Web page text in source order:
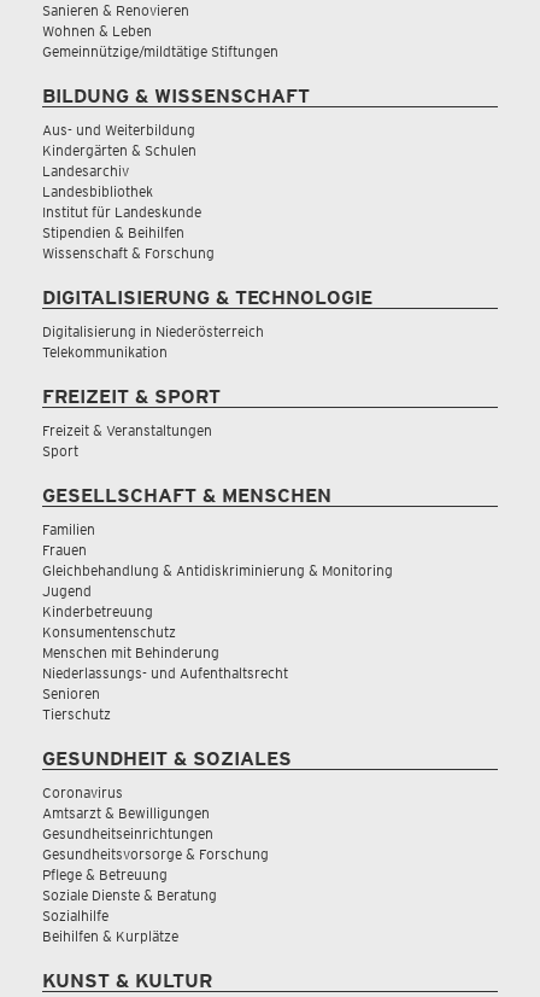
Sanieren & Renovieren
Wohnen & Leben
Gemeinnützige/mildtätige Stiftungen
BILDUNG & WISSENSCHAFT
Aus- und Weiterbildung
Kindergärten & Schulen
Landesarchiv
Landesbibliothek
Institut für Landeskunde
Stipendien & Beihilfen
Wissenschaft & Forschung
DIGITALISIERUNG & TECHNOLOGIE
Digitalisierung in Niederösterreich
Telekommunikation
FREIZEIT & SPORT
Freizeit & Veranstaltungen
Sport
GESELLSCHAFT & MENSCHEN
Familien
Frauen
Gleichbehandlung & Antidiskriminierung & Monitoring
Jugend
Kinderbetreuung
Konsumentenschutz
Menschen mit Behinderung
Niederlassungs- und Aufenthaltsrecht
Senioren
Tierschutz
GESUNDHEIT & SOZIALES
Coronavirus
Amtsarzt & Bewilligungen
Gesundheitseinrichtungen
Gesundheitsvorsorge & Forschung
Pflege & Betreuung
Soziale Dienste & Beratung
Sozialhilfe
Beihilfen & Kurplätze
KUNST & KULTUR